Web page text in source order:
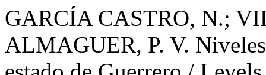
GARCÍA CASTRO, N.;
ALMAGUER, P. V.